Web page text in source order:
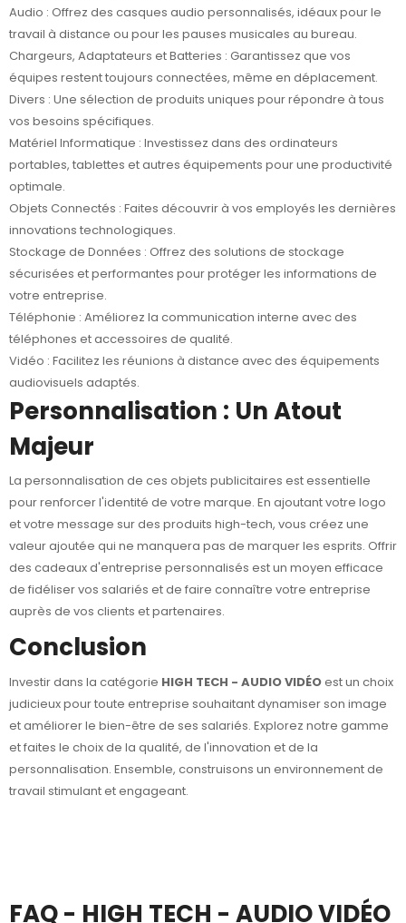
Audio : Offrez des casques audio personnalisés, idéaux pour le
travail à distance ou pour les pauses musicales au bureau.
Chargeurs, Adaptateurs et Batteries : Garantissez que vos
équipes restent toujours connectées, même en déplacement.
Divers : Une sélection de produits uniques pour répondre à tous
vos besoins spécifiques.
Matériel Informatique : Investissez dans des ordinateurs
portables, tablettes et autres équipements pour une productivité
optimale.
Objets Connectés : Faites découvrir à vos employés les dernières
innovations technologiques.
Stockage de Données : Offrez des solutions de stockage
sécurisées et performantes pour protéger les informations de
votre entreprise.
Téléphonie : Améliorez la communication interne avec des
téléphones et accessoires de qualité.
Vidéo : Facilitez les réunions à distance avec des équipements
audiovisuels adaptés.
Personnalisation : Un Atout
Majeur
La personnalisation de ces objets publicitaires est essentielle
pour renforcer l'identité de votre marque. En ajoutant votre logo
et votre message sur des produits high-tech, vous créez une
valeur ajoutée qui ne manquera pas de marquer les esprits. Offrir
des cadeaux d'entreprise personnalisés est un moyen efficace
de fidéliser vos salariés et de faire connaître votre entreprise
auprès de vos clients et partenaires.
Conclusion
Investir dans la catégorie HIGH TECH - AUDIO VIDÉOest un choix
judicieux pour toute entreprise souhaitant dynamiser son image
et améliorer le bien-être de ses salariés. Explorez notre gamme
et faites le choix de la qualité, de l'innovation et de la
personnalisation. Ensemble, construisons un environnement de
travail stimulant et engageant.
FAQ - HIGH TECH - AUDIO VIDÉO